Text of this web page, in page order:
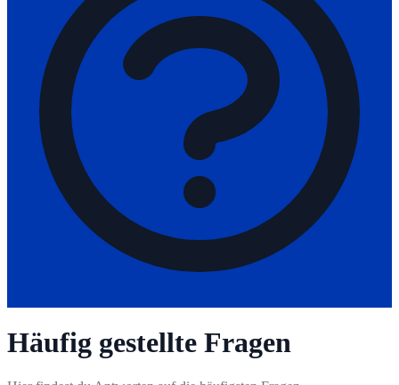
Häufig gestellte Fragen